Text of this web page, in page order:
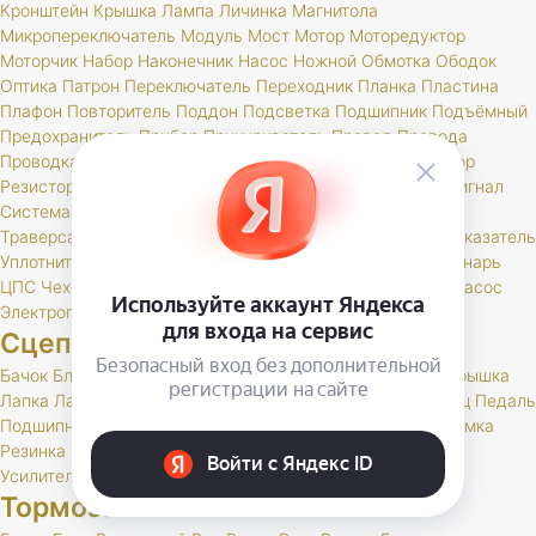
Кронштейн Крышка Лампа Личинка Магнитола
Микропереключатель Модуль Мост Мотор Моторедуктор
Моторчик Набор Наконечник Насос Ножной Обмотка Ободок
Оптика Патрон Переключатель Переходник Планка Пластина
Плафон Повторитель Поддон Подсветка Подшипник Подъёмный
Предохранитель
Прибор Прикуриватель Провод Провода
Проводка
Пыльник
Регулятор
Резистор
Решетка Розетка Свеча
Сигнал
Система
Соединитель Спидометр
Траверса
Транспондер Трос
Указатель
Уплотнитель
Устройство Фара
Фонарь
ЦПС Чехол
Электробензонасос
Электропривод Якорь
Сцепление
Бачок Блок Вилка Втулка Диск Картер Корзина Корпус
Крышка
Лапка Лапки Манжета Муфта Накладка Опора Палец Педаль
Подшипник
Рамка
Резинка
Рычаг Скоба Сцепление
Тяга
Усилитель
Цилиндр Шаровая Шланг Шток
Тормоза